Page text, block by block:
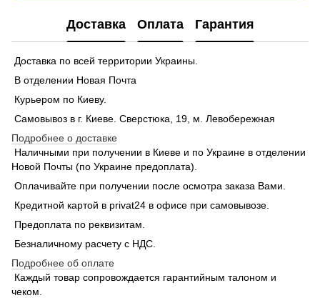
Доставка Оплата Гарантия
Доставка по всей территории Украины.
В отделении Новая Почта
Курьером по Киеву.
Самовывоз в г. Киеве. Сверстюка, 19, м. Левобережная
Подробнее о доставке
Наличными при получении в Киеве и по Украине в отделении
Новой Почты (по Украине предоплата).
Оплачивайте при получении после осмотра заказа Вами.
Кредитной картой в privat24 в офисе при самовывозе.
Предоплата по реквизитам.
Безналичному расчету с НДС.
Подробнее об оплате
Каждый товар сопровождается гарантийным талоном и
чеком.